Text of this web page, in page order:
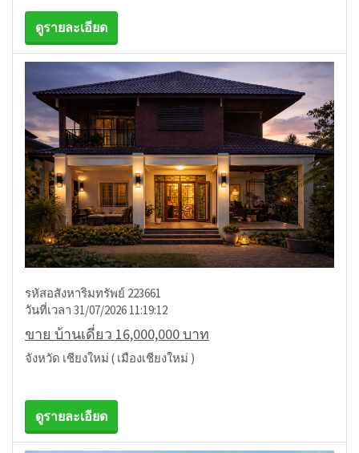
ดูรายละเอียด
รหัสอสังหาริมทรัพย์ 223661
วันที่เวลา 31/07/2026 11:19:12
ขาย บ้านเดี่ยว 16,000,000 บาท
จังหวัด เชียงใหม่ ( เมืองเชียงใหม่ )
ดูรายละเอียด